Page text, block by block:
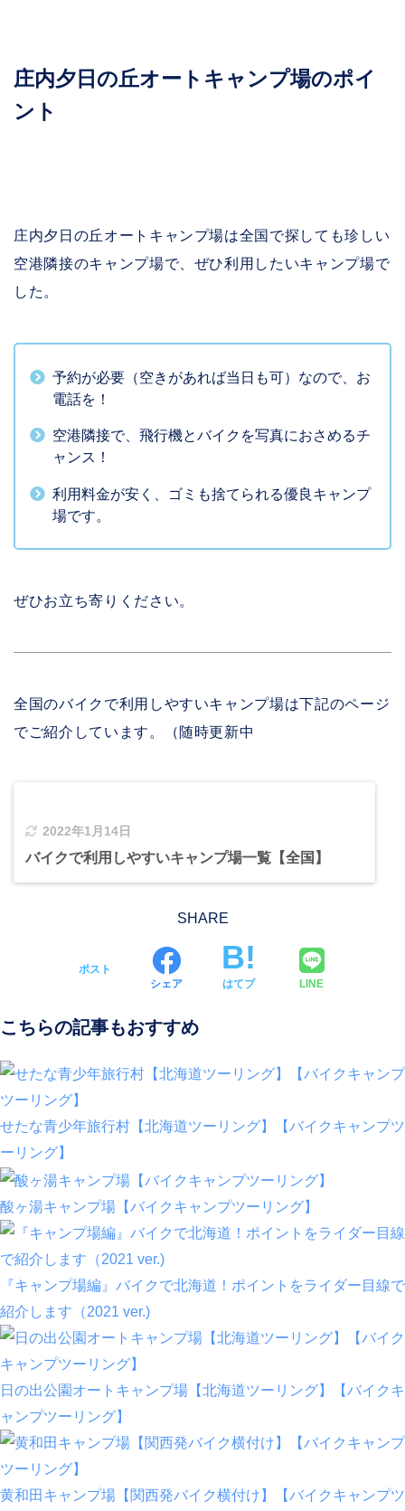
庄内夕日の丘オートキャンプ場のポイ
ント
庄内夕日の丘オートキャンプ場は全国で探しても珍しい
空港隣接のキャンプ場で、ぜひ利用したいキャンプ場で
した。
予約が必要（空きがあれば当日も可）なので、お
電話を！
空港隣接で、飛行機とバイクを写真におさめるチ
ャンス！
利用料金が安く、ゴミも捨てられる優良キャンプ
場です。
ぜひお立ち寄りください。
全国のバイクで利用しやすいキャンプ場は下記のページ
でご紹介しています。（随時更新中
2022年1月14日
バイクで利用しやすいキャンプ場一覧【全国】
SHARE
ポスト
シェア
はてブ LINE
こちらの記事もおすすめ
せたな青少年旅行村【北海道ツーリング】【バイクキャンプツ
ーリング】
酸ヶ湯キャンプ場【バイクキャンプツーリング】
『キャンプ場編』バイクで北海道！ポイントをライダー目線で
紹介します（2021 ver.)
日の出公園オートキャンプ場【北海道ツーリング】【バイクキ
ャンプツーリング】
黄和田キャンプ場【関西発バイク横付け】【バイクキャンプツ